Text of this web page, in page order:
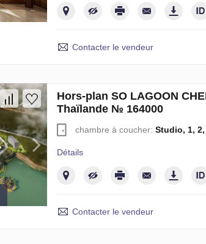
Contacter le vendeur
Hors-plan SO LAGOON
Thaïlande № 164000
chambre à coucher: Studio, 1, 2,
Détails
Contacter le vendeur